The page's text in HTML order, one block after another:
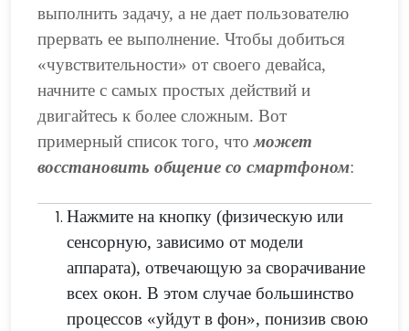
выполнить задачу, а не дает пользователю
прервать ее выполнение. Чтобы добиться
«чувствительности» от своего девайса,
начните с самых простых действий и
двигайтесь к более сложным. Вот
примерный список того, чтоможет
восстановить общение со смартфоном:
Нажмите на кнопку (физическую или
сенсорную, зависимо от модели
аппарата), отвечающую за сворачивание
всех окон. В этом случае большинство
процессов «уйдут в фон», понизив свою